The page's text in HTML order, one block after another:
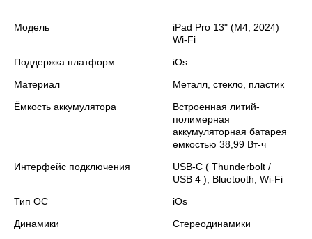
Модель
iPad Pro 13" (M4, 2024)
Wi-Fi
Поддержка платформ
iOs
Материал
Металл, стекло, пластик
Ёмкость аккумулятора
Встроенная литий-
полимерная
аккумуляторная батарея
емкостью 38,99 Вт-ч
Интерфейс подключения
USB-C ( Thunderbolt /
USB 4 ), Bluetooth, Wi‑Fi
Тип ОС
iOs
Динамики
Стереодинамики